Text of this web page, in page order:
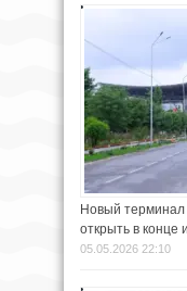
Новый
открыть в конце
05.05.2026 22:10